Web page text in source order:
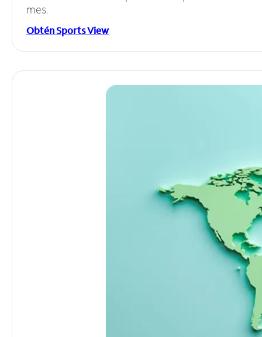
mes.
Obtén Sports View